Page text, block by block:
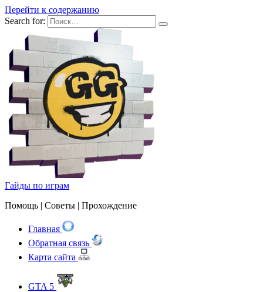
Перейти к содержанию
Search for:
Гайды по играм
Помощь | Cоветы | Прохождение
Главная
Обратная связь
Карта сайта
GTA 5